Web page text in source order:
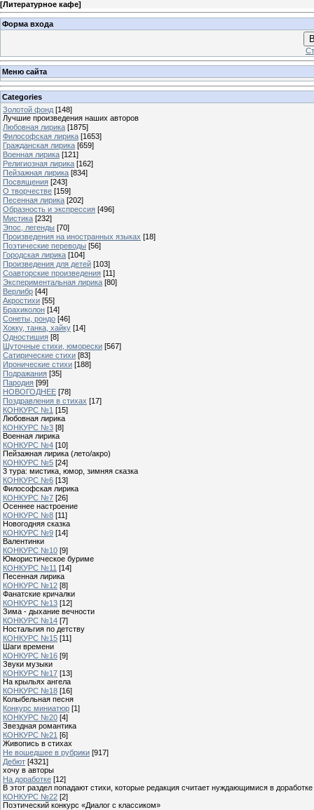
[Литературное кафе]
Форма входа
Меню сайта
Categories
Золотой фонд [148]
Лучшие произведения наших авторов
Любовная лирика [1875]
Философская лирика [1653]
Гражданская лирика [659]
Военная лирика [121]
Религиозная лирика [162]
Пейзажная лирика [834]
Посвящения [243]
О творчестве [159]
Песенная лирика [202]
Образность и экспрессия [496]
Мистика [232]
Эпос, легенды [70]
Произведения на иностранных языках [18]
Поэтические переводы [56]
Городская лирика [104]
Произведения для детей [103]
Соавторские произведения [11]
Экспериментальная лирика [80]
Верлибр [44]
Акростихи [55]
Брахиколон [14]
Сонеты, рондо [46]
Хокку, танка, хайку [14]
Одностишия [8]
Шуточные стихи, юморески [567]
Сатирические стихи [83]
Иронические стихи [188]
Подражания [35]
Пародия [99]
НОВОГОДНЕЕ [78]
Поздравления в стихах [17]
КОНКУРС №1 [15]
Любовная лирика
КОНКУРС №3 [8]
Военная лирика
КОНКУРС №4 [10]
Пейзажная лирика (лето/акро)
КОНКУРС №5 [24]
3 тура: мистика, юмор, зимняя сказка
КОНКУРС №6 [13]
Философская лирика
КОНКУРС №7 [26]
Осеннее настроение
КОНКУРС №8 [11]
Новогодняя сказка
КОНКУРС №9 [14]
Валентинки
КОНКУРС №10 [9]
Юмористическое буриме
КОНКУРС №11 [14]
Песенная лирика
КОНКУРС №12 [8]
Фанатские кричалки
КОНКУРС №13 [12]
Зима - дыхание вечности
КОНКУРС №14 [7]
Ностальгия по детству
КОНКУРС №15 [11]
Шаги времени
КОНКУРС №16 [9]
Звуки музыки
КОНКУРС №17 [13]
На крыльях ангела
КОНКУРС №18 [16]
Колыбельная песня
Конкурс миниатюр [1]
КОНКУРС №20 [4]
Звездная романтика
КОНКУРС №21 [6]
Живопись в стихах
Не вошедшее в рубрики [917]
Дебют [4321]
хочу в авторы
На доработке [12]
В этот раздел попадают стихи, которые редакция считает нуждающимися в доработке
КОНКУРС №22 [2]
Поэтический конкурс «Диалог с классиком»